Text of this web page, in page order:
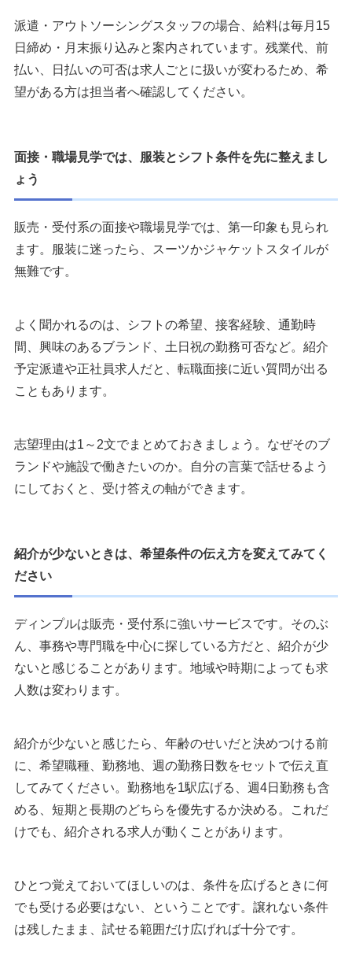
派遣・アウトソーシングスタッフの場合、給料は毎月15
日締め・月末振り込みと案内されています。残業代、前
払い、日払いの可否は求人ごとに扱いが変わるため、希
望がある方は担当者へ確認してください。
面接・職場見学では、服装とシフト条件を先に整えまし
ょう
販売・受付系の面接や職場見学では、第一印象も見られ
ます。服装に迷ったら、スーツかジャケットスタイルが
無難です。
よく聞かれるのは、シフトの希望、接客経験、通勤時
間、興味のあるブランド、土日祝の勤務可否など。紹介
予定派遣や正社員求人だと、転職面接に近い質問が出る
こともあります。
志望理由は1～2文でまとめておきましょう。なぜそのブ
ランドや施設で働きたいのか。自分の言葉で話せるよう
にしておくと、受け答えの軸ができます。
紹介が少ないときは、希望条件の伝え方を変えてみてく
ださい
ディンプルは販売・受付系に強いサービスです。そのぶ
ん、事務や専門職を中心に探している方だと、紹介が少
ないと感じることがあります。地域や時期によっても求
人数は変わります。
紹介が少ないと感じたら、年齢のせいだと決めつける前
に、希望職種、勤務地、週の勤務日数をセットで伝え直
してみてください。勤務地を1駅広げる、週4日勤務も含
める、短期と長期のどちらを優先するか決める。これだ
けでも、紹介される求人が動くことがあります。
ひとつ覚えておいてほしいのは、条件を広げるときに何
でも受ける必要はない、ということです。譲れない条件
は残したまま、試せる範囲だけ広げれば十分です。